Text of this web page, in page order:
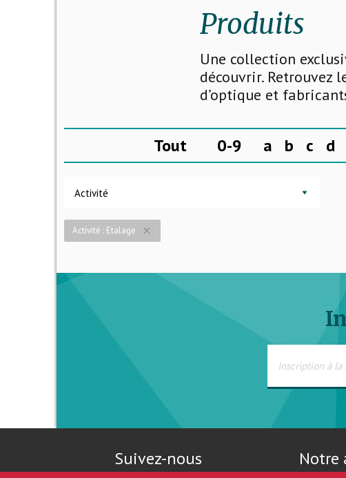
Produits
Une collection
découvrir. Retrouvez
d’optique et
Tout 0-9 a b c d
Activité
Activité : Etalage close
Suivez-nous Notre